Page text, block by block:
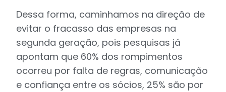
Dessa forma, caminhamos na direção de
evitar o fracasso das empresas na
segunda geração, pois pesquisas já
apontam que 60% dos rompimentos
ocorreu por falta de regras, comunicação
e confiança entre os sócios, 25% são por